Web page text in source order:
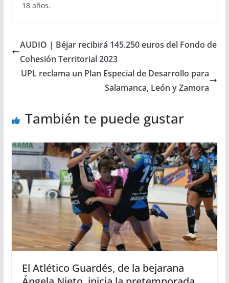
18 años.
AUDIO | Béjar recibirá 145.250 euros del Fondo de
Cohesión Territorial 2023
UPL reclama un Plan Especial de Desarrollo para
Salamanca, León y Zamora
También te puede gustar
El Atlético Guardés, de la bejarana